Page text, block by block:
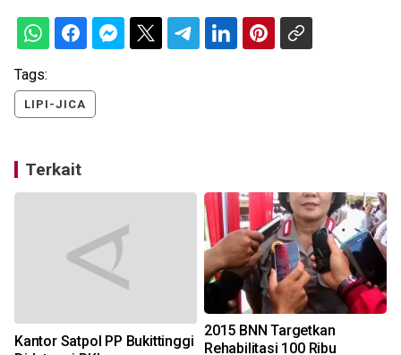
Tags:
LIPI-JICA
Terkait
Kantor Satpol PP Bukittinggi
2015 BNN Targetkan
Rehabilitasi 100 Ribu